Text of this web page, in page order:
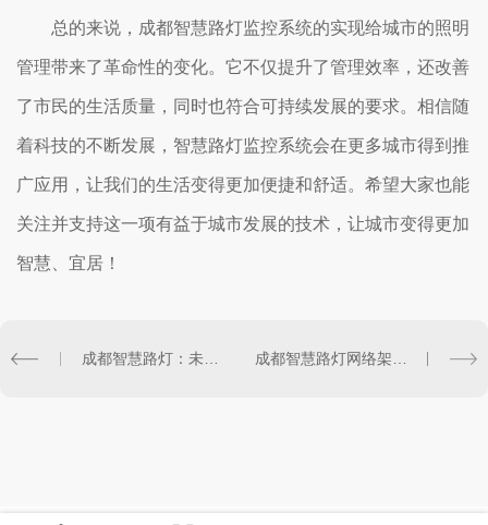
总的来说，成都智慧路灯监控系统的实现给城市的照明
管理带来了革命性的变化。它不仅提升了管理效率，还改善
了市民的生活质量，同时也符合可持续发展的要求。相信随
着科技的不断发展，智慧路灯监控系统会在更多城市得到推
广应用，让我们的生活变得更加便捷和舒适。希望大家也能
关注并支持这一项有益于城市发展的技术，让城市变得更加
智慧、宜居！